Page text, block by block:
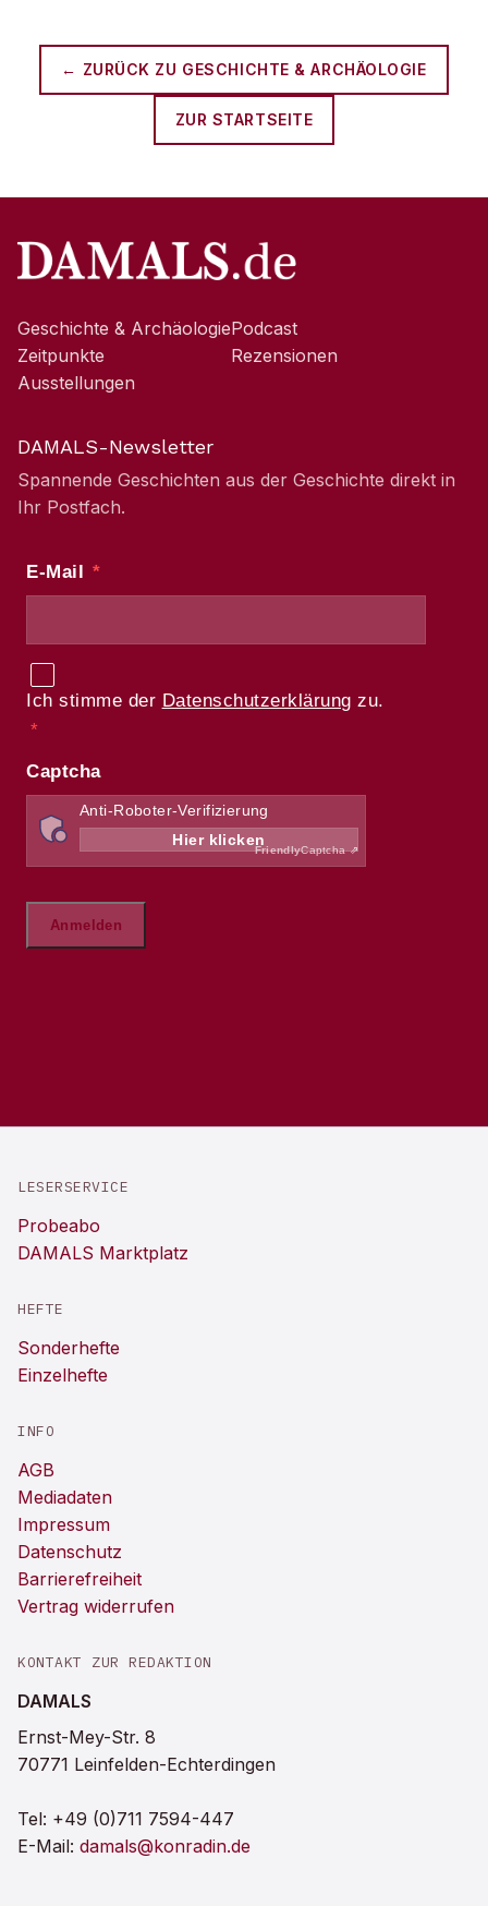
← ZURÜCK ZU GESCHICHTE & ARCHÄOLOGIE
ZUR STARTSEITE
Geschichte & Archäologie
Zeitpunkte
Ausstellungen
Podcast
Rezensionen
DAMALS-Newsletter
Spannende Geschichten aus der Geschichte direkt in
Ihr Postfach.
LESERSERVICE
Probeabo
DAMALS Marktplatz
HEFTE
Sonderhefte
Einzelhefte
INFO
AGB
Mediadaten
Impressum
Datenschutz
Barrierefreiheit
Vertrag widerrufen
KONTAKT ZUR REDAKTION
DAMALS
Ernst-Mey-Str. 8
70771 Leinfelden-Echterdingen
Tel: +49 (0)711 7594-447
E-Mail: damals@konradin.de